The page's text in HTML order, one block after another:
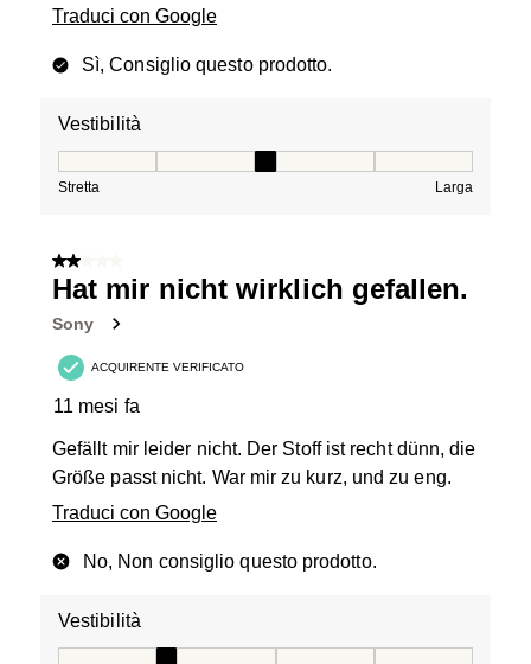
Traduci con Google
Sì, Consiglio questo prodotto.
Vestibilità
Stretta Larga
2 su 5 stelle.
Hat mir nicht wirklich gefallen.
Sony
ACQUIRENTE VERIFICATO
11 mesi fa
Gefällt mir leider nicht. Der Stoff ist recht dünn, die
Größe passt nicht. War mir zu kurz, und zu eng.
Traduci con Google
No, Non consiglio questo prodotto.
Vestibilità